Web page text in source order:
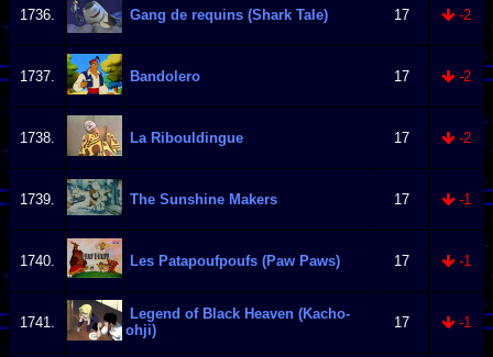
1736. Gang de requins (Shark Tale) 17 -2
1737. Bandolero 17 -2
1738. La Ribouldingue 17 -2
1739. The Sunshine Makers 17 -1
1740. Les Patapoufpoufs (Paw Paws) 17 -1
1741.
Legend of Black Heaven (Kacho-
ohji)
17 -1